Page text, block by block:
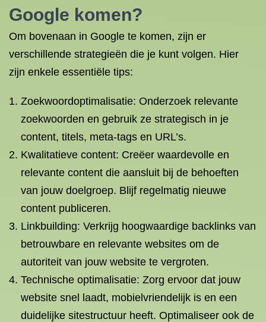
Google komen?
Om bovenaan in Google te komen, zijn er
verschillende strategieën die je kunt volgen. Hier
zijn enkele essentiële tips:
Zoekwoordoptimalisatie: Onderzoek relevante
zoekwoorden en gebruik ze strategisch in je
content, titels, meta-tags en URL’s.
Kwalitatieve content: Creëer waardevolle en
relevante content die aansluit bij de behoeften
van jouw doelgroep. Blijf regelmatig nieuwe
content publiceren.
Linkbuilding: Verkrijg hoogwaardige backlinks van
betrouwbare en relevante websites om de
autoriteit van jouw website te vergroten.
Technische optimalisatie: Zorg ervoor dat jouw
website snel laadt, mobielvriendelijk is en een
duidelijke sitestructuur heeft. Optimaliseer ook de